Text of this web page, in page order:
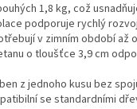
1,8 kg, což
podporuje rychlý
v zimním období až
o tloušťce 3,9 cm
z jednoho kusu bez
se standardními